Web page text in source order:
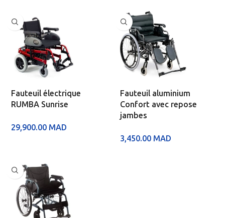
Fauteuil électrique
RUMBA Sunrise
29,900.00 MAD
Fauteuil aluminium
Confort avec repose
jambes
3,450.00 MAD